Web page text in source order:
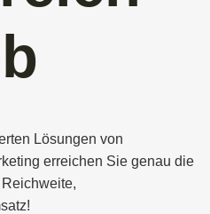
Lösungen von
erreichen Sie genau die